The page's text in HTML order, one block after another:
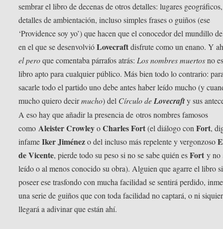
sembrar el libro de decenas de otros detalles: lugares geográficos,
detalles de ambientación, incluso simples frases o guiños (ese
‘Providence soy yo’) que hacen que el conocedor del mundillo
en el que se desenvolvióLovecraftdisfrute como un enano. Y
el peroque comentaba párrafos atrás: Los nombres muertosno
libro apto para cualquier público. Más bien todo lo contrario:
sacarle todo el partido uno debe antes haber leído mucho (y
mucho quiero decirmucho) del Círculo deLovecrafty sus
A eso hay que añadir la presencia de otros nombres famosos
como Aleister CrowleyoCharles Fort(el diálogo con Fort,
infameIker Jiménezo del incluso más repelente y vergonzoso
de Vicente, pierde todo su peso si no se sabe quién esFort y no
leído o al menos conocido su obra). Alguien que agarre el libro
poseer ese trasfondo con mucha facilidad se sentirá perdido,
una serie de guiños que con toda facilidad no captará, o ni
llegará a adivinar que están ahí.